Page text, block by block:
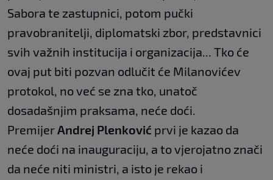
Sabora te zastupnici, potom pučki
pravobranitelji, diplomatski zbor, predstavnici
svih važnih institucija i organizacija... Tko će
ovaj put biti pozvan odlučit će Milanovićev
protokol, no već se zna tko, unatoč
dosadašnjim praksama, neće doći.
PremijerAndrej Plenković prvi je kazao da
neće doći na inauguraciju, a to vjerojatno znači
da neće niti ministri, a isto je rekao i